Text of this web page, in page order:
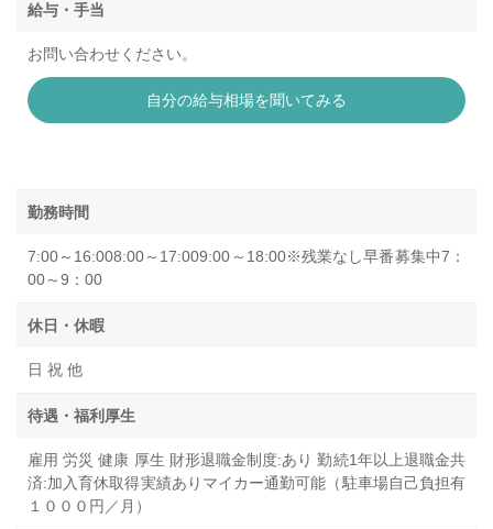
給与・手当
お問い合わせください。
自分の給与相場を聞いてみる
勤務時間
7:00～16:008:00～17:009:00～18:00※残業なし早番募集中7：
00～9：00
休日・休暇
日 祝 他
待遇・福利厚生
雇用 労災 健康 厚生 財形退職金制度:あり 勤続1年以上退職金共
済:加入育休取得実績ありマイカー通勤可能（駐車場自己負担有
１０００円／月）